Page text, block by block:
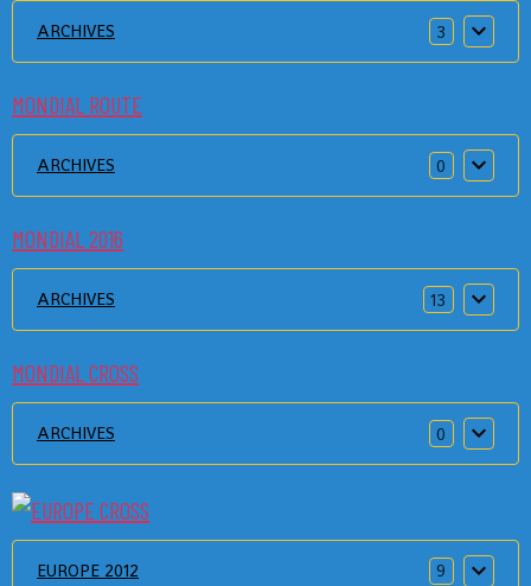
ARCHIVES 3
MONDIAL ROUTE
ARCHIVES 0
MONDIAL 2016
ARCHIVES 13
MONDIAL CROSS
ARCHIVES 0
EUROPE 2012 9